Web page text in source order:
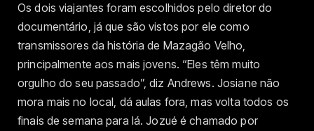
Os dois viajantes foram escolhidos pelo diretor do
documentário, já que são vistos por ele como
transmissores da história de Mazagão Velho,
principalmente aos mais jovens. “Eles têm muito
orgulho do seu passado”, diz Andrews. Josiane não
mora mais no local, dá aulas fora, mas volta todos os
finais de semana para lá. Jozué é chamado por